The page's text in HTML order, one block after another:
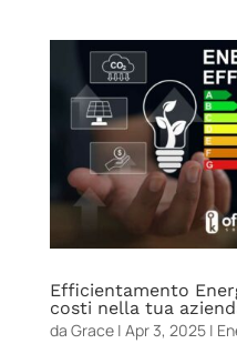
Efficientamento
costi nella tua
da Grace| Apr 3, 2025|